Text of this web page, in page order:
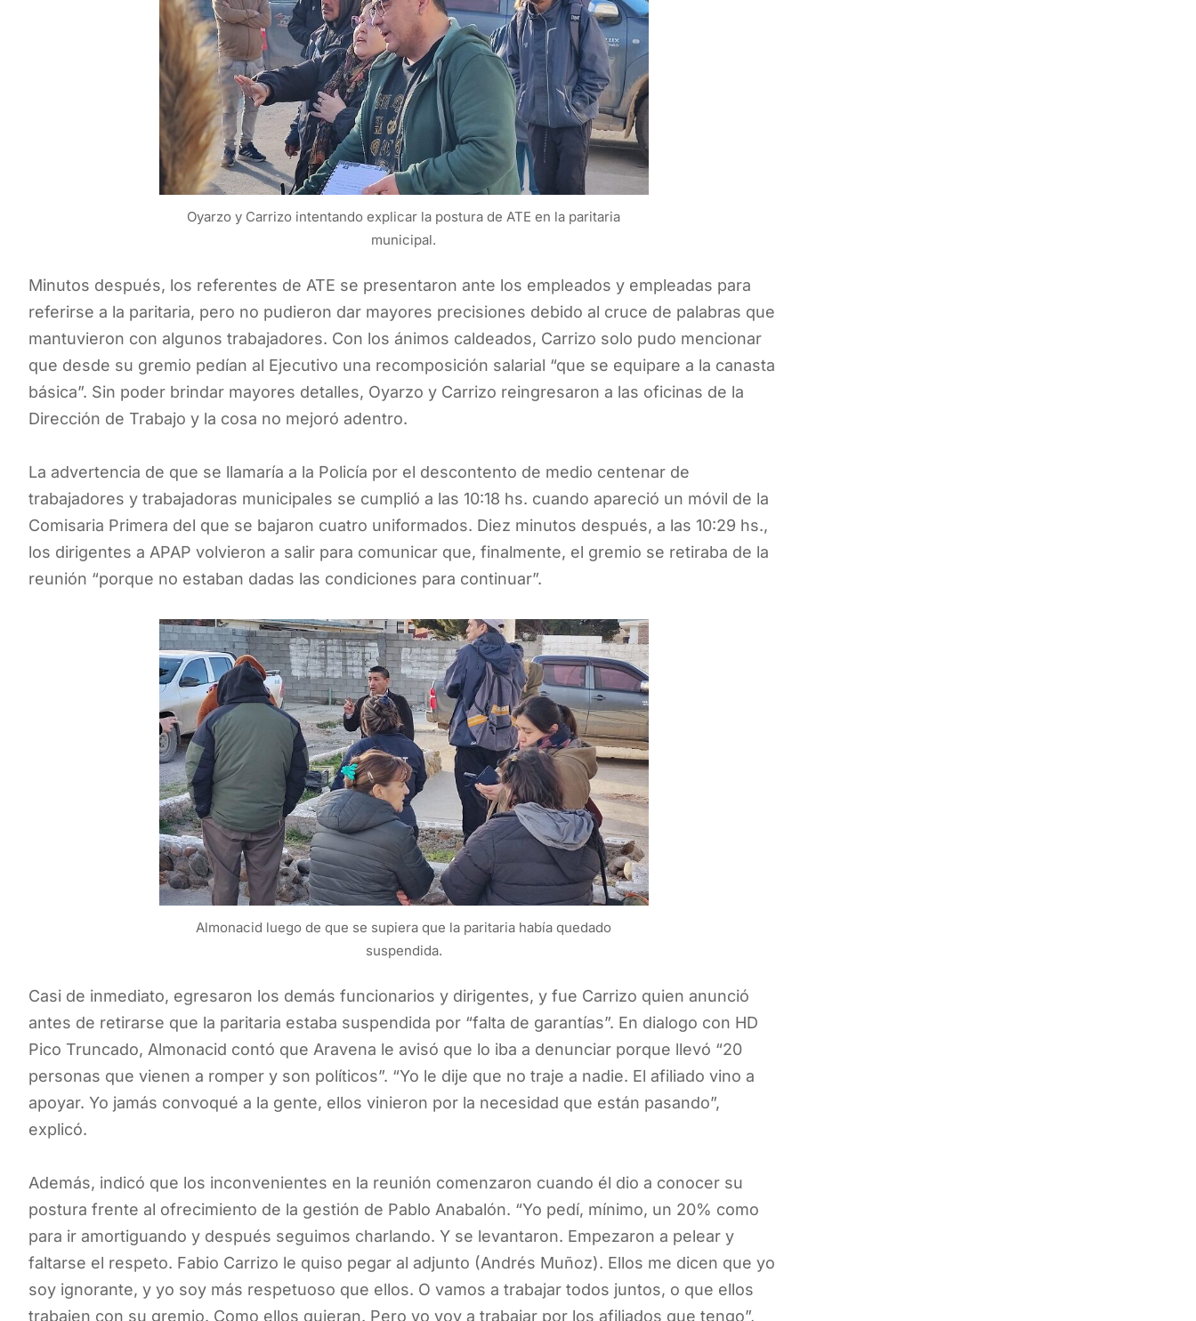
Oyarzo y Carrizo intentando explicar la postura de ATE en la paritaria
municipal.
Minutos después, los referentes de ATE se presentaron ante los empleados y empleadas para
referirse a la paritaria, pero no pudieron dar mayores precisiones debido al cruce de palabras que
mantuvieron con algunos trabajadores. Con los ánimos caldeados, Carrizo solo pudo mencionar
que desde su gremio pedían al Ejecutivo una recomposición salarial “que se equipare a la canasta
básica”. Sin poder brindar mayores detalles, Oyarzo y Carrizo reingresaron a las oficinas de la
Dirección de Trabajo y la cosa no mejoró adentro.
La advertencia de que se llamaría a la Policía por el descontento de medio centenar de
trabajadores y trabajadoras municipales se cumplió a las 10:18 hs. cuando apareció un móvil de la
Comisaria Primera del que se bajaron cuatro uniformados. Diez minutos después, a las 10:29 hs.,
los dirigentes a APAP volvieron a salir para comunicar que, finalmente, el gremio se retiraba de la
reunión “porque no estaban dadas las condiciones para continuar”.
Almonacid luego de que se supiera que la paritaria había quedado
suspendida.
Casi de inmediato, egresaron los demás funcionarios y dirigentes, y fue Carrizo quien anunció
antes de retirarse que la paritaria estaba suspendida por “falta de garantías”. En dialogo con HD
Pico Truncado, Almonacid contó que Aravena le avisó que lo iba a denunciar porque llevó “20
personas que vienen a romper y son políticos”. “Yo le dije que no traje a nadie. El afiliado vino a
apoyar. Yo jamás convoqué a la gente, ellos vinieron por la necesidad que están pasando”,
explicó.
Además, indicó que los inconvenientes en la reunión comenzaron cuando él dio a conocer su
postura frente al ofrecimiento de la gestión de Pablo Anabalón. “Yo pedí, mínimo, un 20% como
para ir amortiguando y después seguimos charlando. Y se levantaron. Empezaron a pelear y
faltarse el respeto. Fabio Carrizo le quiso pegar al adjunto (Andrés Muñoz). Ellos me dicen que yo
soy ignorante, y yo soy más respetuoso que ellos. O vamos a trabajar todos juntos, o que ellos
trabajen con su gremio. Como ellos quieran. Pero yo voy a trabajar por los afiliados que tengo”,